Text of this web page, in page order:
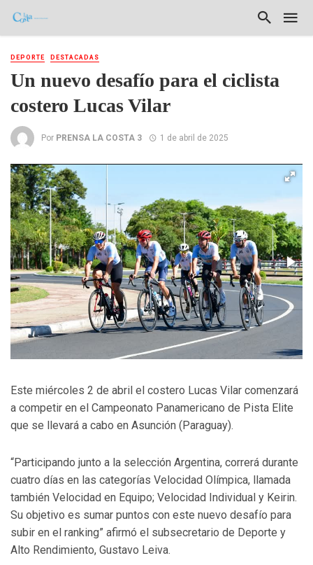
DEPORTE DESTACADAS
Un nuevo desafío para el ciclista
costero Lucas Vilar
Por PRENSA LA COSTA 3 1 de abril de 2025
Este miércoles 2 de abril el costero Lucas Vilar comenzará
a competir en el Campeonato Panamericano de Pista Elite
que se llevará a cabo en Asunción (Paraguay).
“Participando junto a la selección Argentina, correrá durante
cuatro días en las categorías Velocidad Olímpica, llamada
también Velocidad en Equipo; Velocidad Individual y Keirin.
Su objetivo es sumar puntos con este nuevo desafío para
subir en el ranking” afirmó el subsecretario de Deporte y
Alto Rendimiento, Gustavo Leiva.